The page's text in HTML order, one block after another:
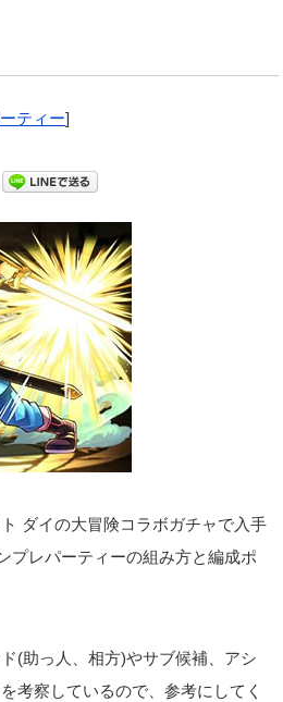
ティー]
ダイの大冒険コラボガチャで入手
プレパーティーの組み方と編成ポ
(助っ人、相方)やサブ候補、アシ
考察しているので、参考にしてく